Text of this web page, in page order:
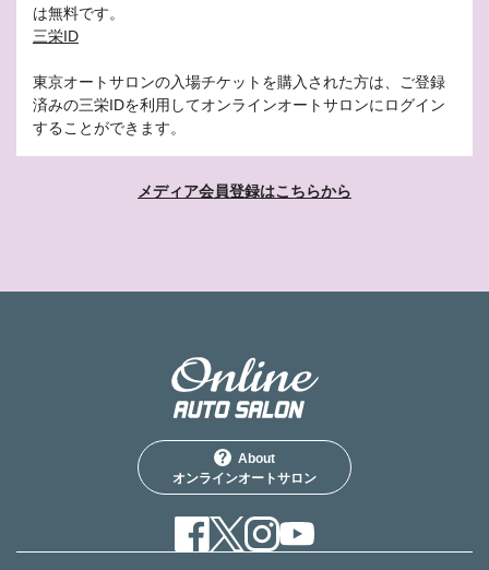
は無料です。
三栄ID
東京オートサロンの入場チケットを購入された方は、ご登録
済みの三栄IDを利用してオンラインオートサロンにログイン
することができます。
メディア会員登録はこちらから
About
オンラインオートサロン